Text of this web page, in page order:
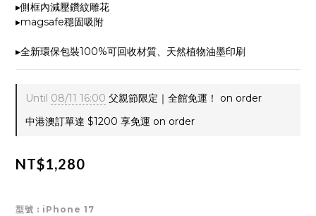
▸側框內減壓鑽紋雕花
▸magsafe穩固吸附
▸全新環保包裝100%可回收材質、天然植物油墨印刷
Until 08/11 16:00 父親節限定｜全館免運！ on order
中港澳訂單達 $1200 享免運 on order
NT$1,280
型號 : iPhone 17